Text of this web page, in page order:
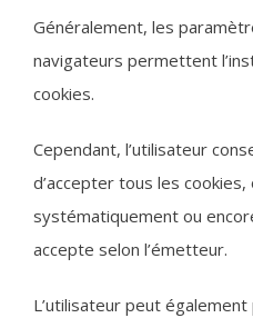
Généralement, les
navigateurs permettent
cookies.
Cependant, l’utilisateur
d’accepter tous les
systématiquement ou
accepte selon l’émetteur.
L’utilisateur peut